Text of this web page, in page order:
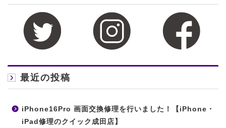
最近の投稿
iPhone16Pro 画面交換修理を行いました！【iPhone・
iPad修理のクイック成田店】